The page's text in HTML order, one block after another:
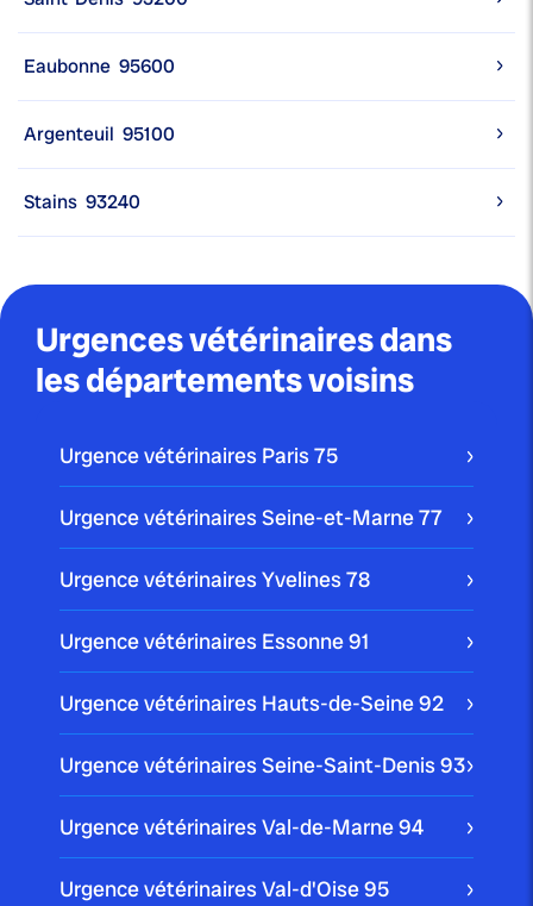
Eaubonne 95600
Argenteuil 95100
Stains 93240
Urgences vétérinaires dans
les départements voisins
Urgence vétérinaires Paris75
Urgence vétérinaires Seine-et-Marne77
Urgence vétérinaires Yvelines78
Urgence vétérinaires Essonne91
Urgence vétérinaires Hauts-de-Seine92
Urgence vétérinaires Seine-Saint-Denis93
Urgence vétérinaires Val-de-Marne94
Urgence vétérinaires Val-d'Oise95